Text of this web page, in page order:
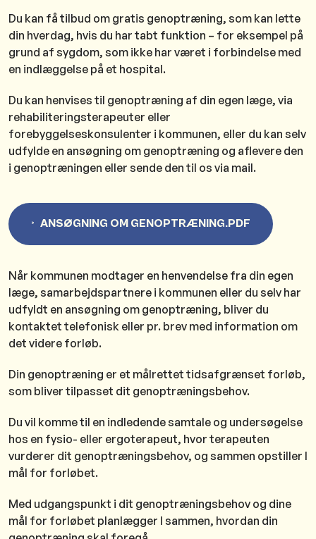
Du kan få tilbud om gratis genoptræning, som kan lette
din hverdag, hvis du har tabt funktion – for eksempel på
grund af sygdom, som ikke har været i forbindelse med
en indlæggelse på et hospital.
Du kan henvises til genoptræning af din egen læge, via
rehabiliteringsterapeuter eller
forebyggelseskonsulenter i kommunen, eller du kan selv
udfylde en ansøgning om genoptræning og aflevere den
i genoptræningen eller sende den til os via mail.
ANSØGNING OM GENOPTRÆNING.PDF
Når kommunen modtager en henvendelse fra din egen
læge, samarbejdspartnere i kommunen eller du selv har
udfyldt en ansøgning om genoptræning, bliver du
kontaktet telefonisk eller pr. brev med information om
det videre forløb.
Din genoptræning er et målrettet tidsafgrænset forløb,
som bliver tilpasset dit genoptræningsbehov.
Du vil komme til en indledende samtale og undersøgelse
hos en fysio- eller ergoterapeut, hvor terapeuten
vurderer dit genoptræningsbehov, og sammen opstiller I
mål for forløbet.
Med udgangspunkt i dit genoptræningsbehov og dine
mål for forløbet planlægger I sammen, hvordan din